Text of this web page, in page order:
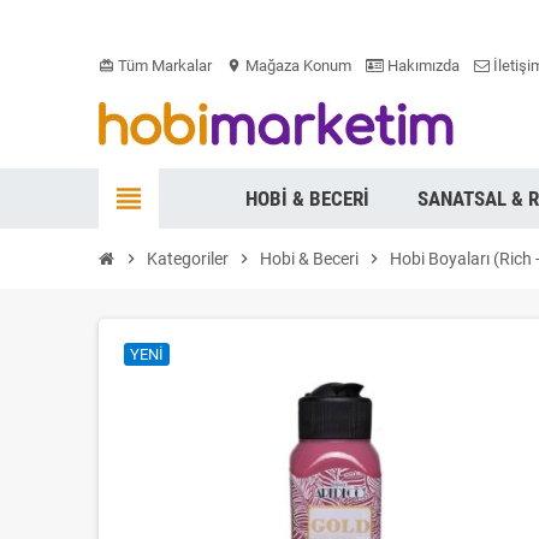
card_giftcard Tüm Markalar location_on Mağaza Konum Hakımızda
view_headline HOBI & BECERI SANATSAL &
chevron_right Kategoriler chevron_right Hobi & Beceri chevron_right Hobi Boyaları (Rich
YENI